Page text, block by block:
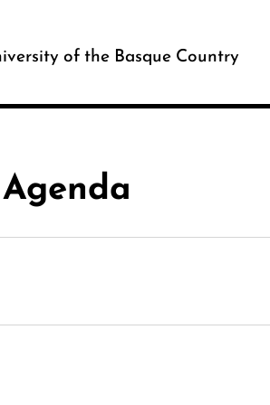
of the Basque Country
Agenda